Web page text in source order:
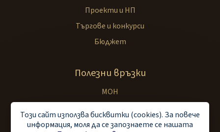
Проекти и НП
Търгове и конкурси
Бюджет
Полезни връзки
МОН
УНСС
Този сайт използва бисквитки (cookies). За повече
информация, моля да се запознаете се нашaтa